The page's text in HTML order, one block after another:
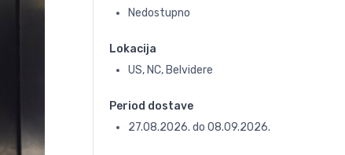
Nedostupno
Lokacija
US, NC, Belvidere
Period dostave
27.08.2026. do 08.09.2026.